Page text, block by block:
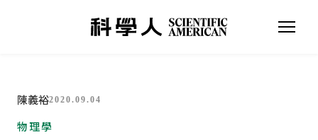
陳義裕2020.09.04
物理學